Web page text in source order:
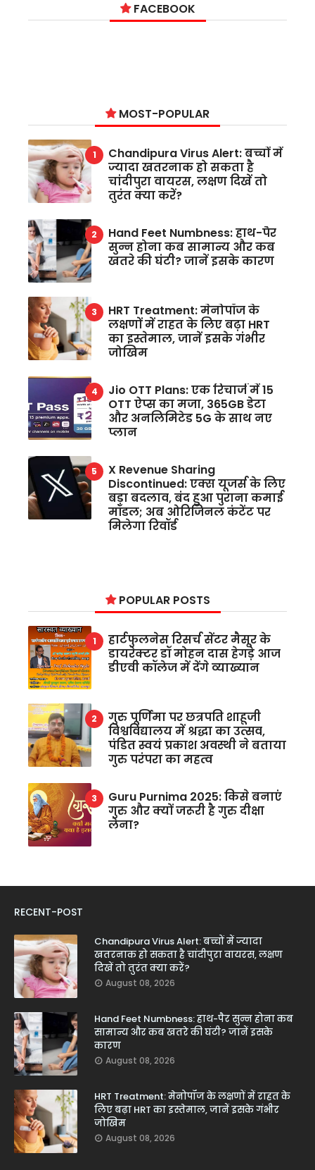
FACEBOOK
MOST-POPULAR
Chandipura Virus Alert: बच्चों में
ज्यादा खतरनाक हो सकता है
चांदीपुरा वायरस, लक्षण दिखें तो
तुरंत क्या करें?
Hand Feet Numbness: हाथ-पैर
सुन्न होना कब सामान्य और कब
खतरे की घंटी? जानें इसके कारण
HRT Treatment: मेनोपॉज के
लक्षणों में राहत के लिए बढ़ा HRT
का इस्तेमाल, जानें इसके गंभीर
जोखिम
Jio OTT Plans: एक रिचार्ज में 15
OTT ऐप्स का मजा, 365GB डेटा
और अनलिमिटेड 5G के साथ नए
प्लान
X Revenue Sharing
Discontinued: एक्स यूजर्स के लिए
बड़ा बदलाव, बंद हुआ पुराना कमाई
मॉडल; अब ओरिजिनल कंटेंट पर
मिलेगा रिवॉर्ड
POPULAR POSTS
हार्टफुलनेस रिसर्च सेंटर मैसूर के
डायरेक्टर डॉ मोहन दास हेगड़े आज
डीएवी कॉलेज में देंगे व्याख्यान
गुरु पूर्णिमा पर छत्रपति शाहूजी
विश्वविद्यालय में श्रद्धा का उत्सव,
पंडित स्वयं प्रकाश अवस्थी ने बताया
गुरु परंपरा का महत्व
Guru Purnima 2025: किसे बनाएं
गुरु और क्यों जरूरी है गुरु दीक्षा
लेना?
RECENT-POST
Chandipura Virus Alert: बच्चों में ज्यादा
खतरनाक हो सकता है चांदीपुरा वायरस, लक्षण
दिखें तो तुरंत क्या करें?
August 08, 2026
Hand Feet Numbness: हाथ-पैर सुन्न होना कब
सामान्य और कब खतरे की घंटी? जानें इसके
कारण
August 08, 2026
HRT Treatment: मेनोपॉज के लक्षणों में राहत के
लिए बढ़ा HRT का इस्तेमाल, जानें इसके गंभीर
जोखिम
August 08, 2026